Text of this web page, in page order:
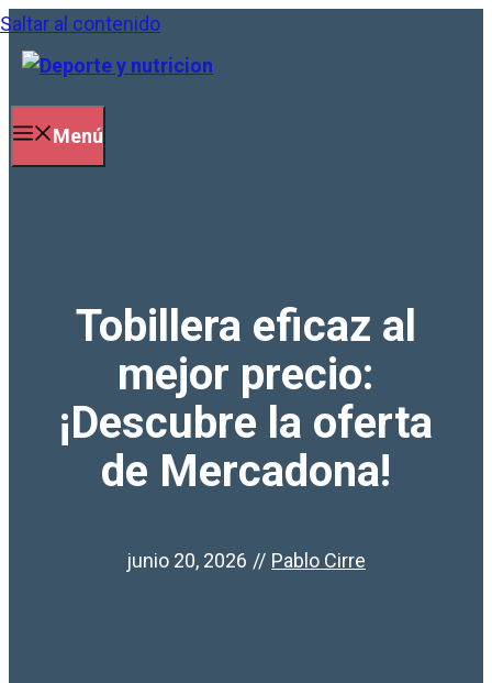
Saltar al contenido
Menú
Tobillera eficaz al
mejor precio:
¡Descubre la oferta
de Mercadona!
junio 20, 2026 // Pablo Cirre